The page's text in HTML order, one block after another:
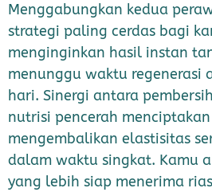
Menggabungkan kedua
strategi paling cerdas bagi
menginginkan hasil instan
menunggu waktu regenerasi
hari. Sinergi antara
nutrisi pencerah
mengembalikan elastisitas
dalam waktu singkat. Kamu
yang lebih siap menerima